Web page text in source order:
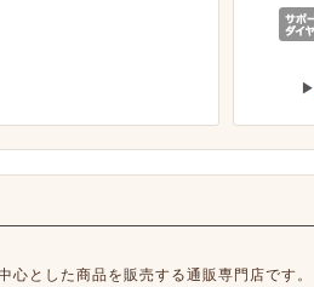
▶
心とした商品を販売する通販専門店です。